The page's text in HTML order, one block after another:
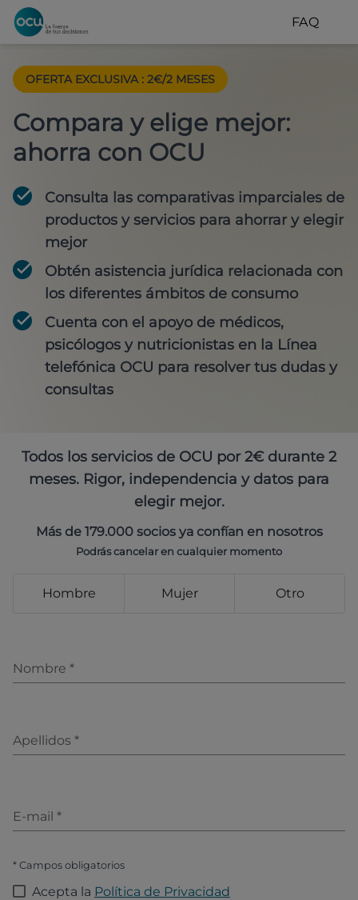
FAQ
OFERTA EXCLUSIVA : 2€/2 MESES
Compara y elige mejor:
ahorra con OCU
Consulta las comparativas imparciales de
productos y servicios para ahorrar y elegir
mejor
Obtén asistencia jurídica relacionada con
los diferentes ámbitos de consumo
Cuenta con el apoyo de médicos,
psicólogos y nutricionistas en la Línea
telefónica OCU para resolver tus dudas y
consultas
Todos los servicios de OCU por 2€ durante 2
meses. Rigor, independencia y datos para
elegir mejor.
Más de 179.000 socios ya confían en nosotros
Podrás cancelar en cualquier momento
Hombre Mujer Otro
Nombre *
Apellidos *
E-mail *
* Campos obligatorios
Acepta la Política de Privacidad